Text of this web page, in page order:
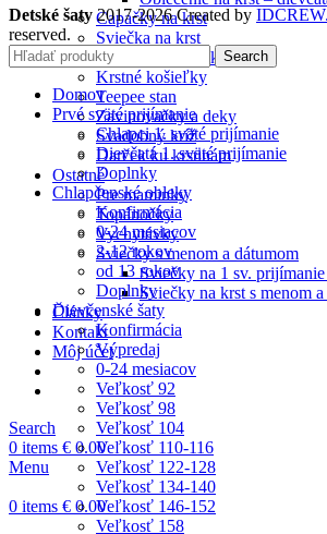
Capačky na krst
Sviečka na krst
Ozdoba na sviečku
Krstné košieľky
Teepee stan
Zavinovačky a deky
Svadobný kríž
Darček ku krstinám
Ostatné
Pre maminky
Topánočky
Vychytávky
Sviečky s menom a dátumom
Sviečky na 1 sv.
Sviečky na krst s menom
Články
Kontakt
Môj účet
Search
0 items € 0.00
Menu
0 items € 0.00
Detské šaty 2017-2026 Created by
reserved.
Search
Domov
Prvé sväté prijímanie
Chlapci 1. sväté prijímanie
Dievčatá 1. sväté prijímanie
Doplnky
Chlapčenské obleky
Konfirmácia
0-24 mesiacov
2-12 rokov
od 13 rokov
Doplnky
Dievčenské šaty
Konfirmácia
Výpredaj
0-24 mesiacov
Veľkosť 92
Veľkosť 98
Veľkosť 104
Veľkosť 110-116
Veľkosť 122-128
Veľkosť 134-140
Veľkosť 146-152
Veľkosť 158